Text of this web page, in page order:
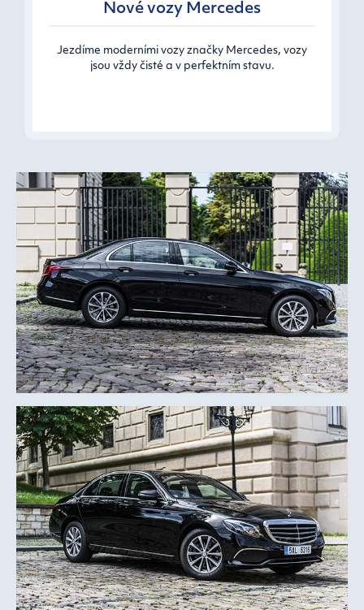
Nové vozy Mercedes
Jezdíme moderními vozy značky Mercedes, vozy
jsou vždy čisté a v perfektním stavu.